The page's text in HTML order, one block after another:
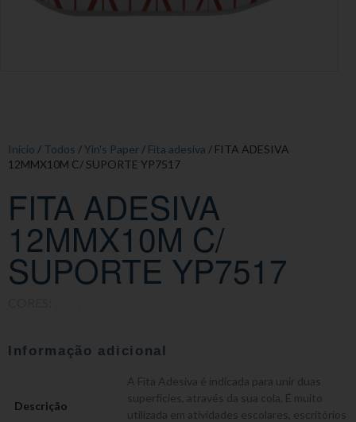
Início / Todos /Yin's Paper / Fita adesiva / FITA ADESIVA
12MMX10M C/ SUPORTE YP7517
FITA ADESIVA
12MMX10M C/
SUPORTE YP7517
Informação adicional
Descrição
A Fita Adesiva é indicada para unir duas
superfícies, através da sua cola. É muito
utilizada em atividades escolares, escritórios